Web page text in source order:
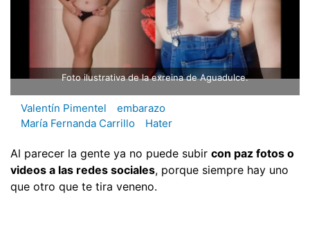
Foto ilustrativa de la exreina de Aguadulce.
Valentín Pimentel
embarazo
María Fernanda Carrillo
Hater
Al parecer la gente ya no puede subir con paz fotos o
videos a las redes sociales, porque siempre hay uno
que otro que te tira veneno.